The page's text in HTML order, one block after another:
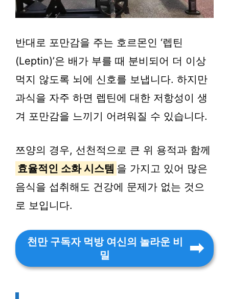
반대로 포만감을 주는 호르몬인 ‘렙틴
(Leptin)’은 배가 부를 때 분비되어 더 이상
먹지 않도록 뇌에 신호를 보냅니다. 하지만
과식을 자주 하면 렙틴에 대한 저항성이 생
겨 포만감을 느끼기 어려워질 수 있습니다.
쯔양의 경우, 선천적으로 큰 위 용적과 함께
효율적인 소화 시스템 을 가지고 있어 많은
음식을 섭취해도 건강에 문제가 없는 것으
로 보입니다.
천만 구독자 먹방 여신의 놀라운 비
밀